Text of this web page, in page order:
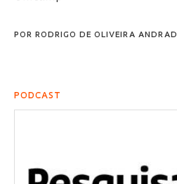
POR RODRIGO DE OLIVEIRA
PODCAST